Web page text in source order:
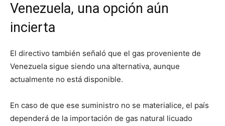
Venezuela, una opción aún
incierta
El directivo también señaló que el gas proveniente de
Venezuela sigue siendo una alternativa, aunque
actualmente no está disponible.
En caso de que ese suministro no se materialice, el país
dependerá de la importación de gas natural licuado